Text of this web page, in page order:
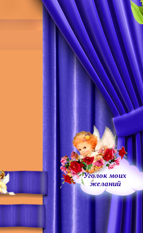
Уголок моих
желаний